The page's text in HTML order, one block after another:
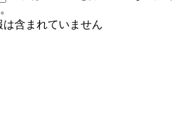
は含まれていません